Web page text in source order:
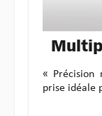
« Précision
prise idéale